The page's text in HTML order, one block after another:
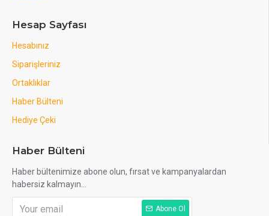
Hesap Sayfası
Hesabınız
Siparişleriniz
Ortaklıklar
Haber Bülteni
Hediye Çeki
Haber Bülteni
Haber bültenimize abone olun, fırsat ve kampanyalardan
habersiz kalmayın...
Abone Ol